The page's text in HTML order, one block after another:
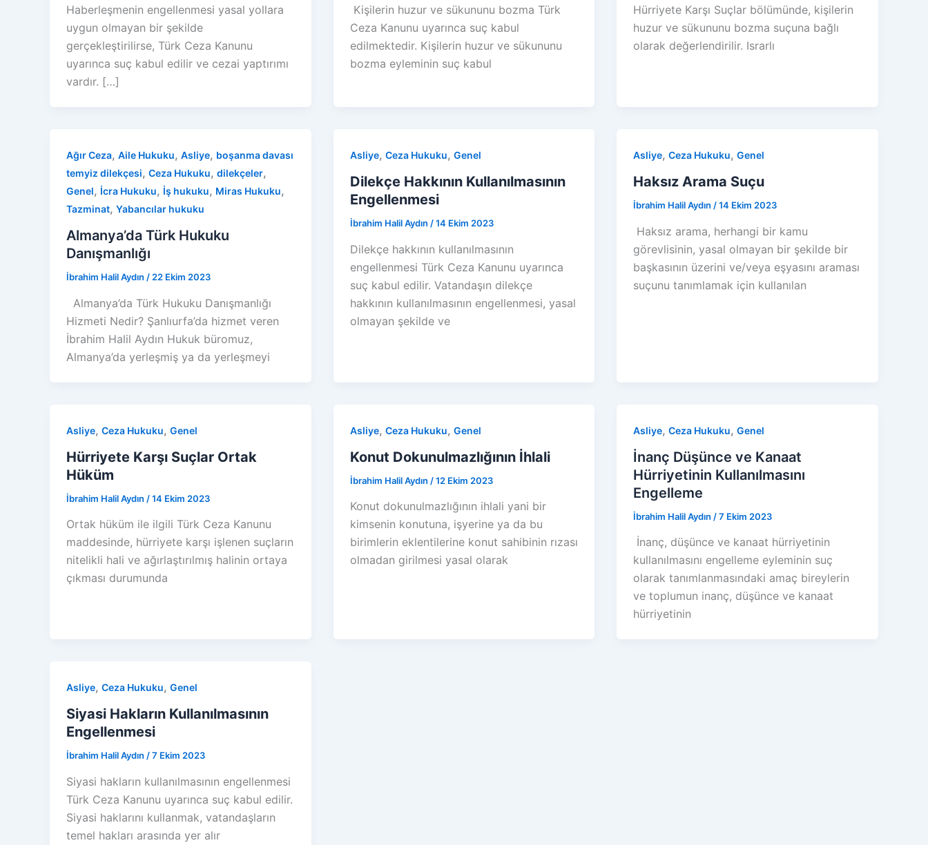
Haberleşmenin engellenmesi yasal yollara
uygun olmayan bir şekilde
gerçekleştirilirse, Türk Ceza Kanunu
uyarınca suç kabul edilir ve cezai yaptırımı
vardır. […]
Kişilerin huzur ve sükununu bozma Türk
Ceza Kanunu uyarınca suç kabul
edilmektedir. Kişilerin huzur ve sükununu
bozma eyleminin suç kabul
Hürriyete Karşı Suçlar bölümünde, kişilerin
huzur ve sükununu bozma suçuna bağlı
olarak değerlendirilir. Israrlı
Ağır Ceza, Aile Hukuku, Asliye, boşanma davası
temyiz dilekçesi, Ceza Hukuku, dilekçeler,
Genel, İcra Hukuku, İş hukuku, Miras Hukuku,
Tazminat, Yabancılar hukuku
Almanya’da Türk Hukuku
Danışmanlığı
İbrahim Halil Aydın / 22 Ekim 2023
Almanya’da Türk Hukuku Danışmanlığı
Hizmeti Nedir? Şanlıurfa’da hizmet veren
İbrahim Halil Aydın Hukuk büromuz,
Almanya’da yerleşmiş ya da yerleşmeyi
Asliye, Ceza Hukuku, Genel
Dilekçe Hakkının Kullanılmasının
Engellenmesi
İbrahim Halil Aydın /14 Ekim 2023
Dilekçe hakkının kullanılmasının
engellenmesi Türk Ceza Kanunu uyarınca
suç kabul edilir. Vatandaşın dilekçe
hakkının kullanılmasının engellenmesi, yasal
olmayan şekilde ve
Asliye,Ceza Hukuku,Genel
Haksız Arama Suçu
İbrahim Halil Aydın /14 Ekim 2023
Haksız arama, herhangi bir kamu
görevlisinin, yasal olmayan bir şekilde bir
başkasının üzerini ve/veya eşyasını araması
suçunu tanımlamak için kullanılan
Asliye, Ceza Hukuku, Genel
Hürriyete Karşı Suçlar Ortak
Hüküm
İbrahim Halil Aydın /14 Ekim 2023
Ortak hüküm ile ilgili Türk Ceza Kanunu
maddesinde, hürriyete karşı işlenen suçların
nitelikli hali ve ağırlaştırılmış halinin ortaya
çıkması durumunda
Asliye, Ceza Hukuku, Genel
Konut Dokunulmazlığının İhlali
İbrahim Halil Aydın /12 Ekim 2023
Konut dokunulmazlığının ihlali yani bir
kimsenin konutuna, işyerine ya da bu
birimlerin eklentilerine konut sahibinin rızası
olmadan girilmesi yasal olarak
Asliye,Ceza Hukuku,Genel
İnanç Düşünce ve Kanaat
Hürriyetinin Kullanılmasını
Engelleme
İbrahim Halil Aydın /7 Ekim 2023
İnanç, düşünce ve kanaat hürriyetinin
kullanılmasını engelleme eyleminin suç
olarak tanımlanmasındaki amaç bireylerin
ve toplumun inanç, düşünce ve kanaat
hürriyetinin
Asliye, Ceza Hukuku, Genel
Siyasi Hakların Kullanılmasının
Engellenmesi
İbrahim Halil Aydın /7 Ekim 2023
Siyasi hakların kullanılmasının engellenmesi
Türk Ceza Kanunu uyarınca suç kabul edilir.
Siyasi haklarını kullanmak, vatandaşların
temel hakları arasında yer alır